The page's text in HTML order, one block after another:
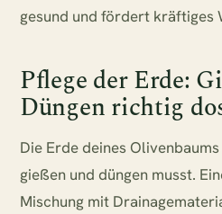
gesund und fördert kräftiges
Pflege der Erde:
Düngen richtig
Die Erde deines
gießen und düngen musst.
Mischung mit